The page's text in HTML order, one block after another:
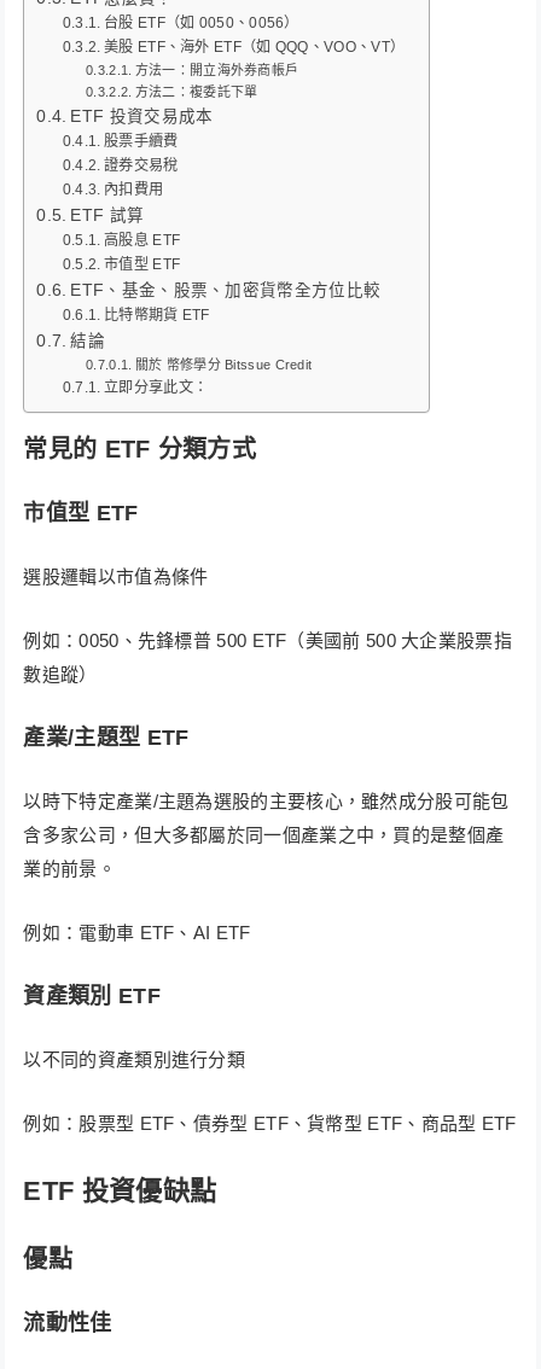
台股 ETF（如 0050、0056）
美股 ETF、海外 ETF（如 QQQ、VOO、VT）
方法一：開立海外券商帳戶
方法二：複委託下單
ETF 投資交易成本
股票手續費
證券交易稅
內扣費用
ETF 試算
高股息 ETF
市值型 ETF
ETF、基金、股票、加密貨幣全方位比較
比特幣期貨 ETF
結論
關於 幣修學分 Bitssue Credit
立即分享此文：
常見的 ETF 分類方式
市值型 ETF
選股邏輯以市值為條件
例如：0050、先鋒標普 500 ETF（美國前 500 大企業股票指
數追蹤）
產業/主題型 ETF
以時下特定產業/主題為選股的主要核心，雖然成分股可能包
含多家公司，但大多都屬於同一個產業之中，買的是整個產
業的前景。
例如：電動車 ETF、AI ETF
資產類別 ETF
以不同的資產類別進行分類
例如：股票型 ETF、債券型 ETF、貨幣型 ETF、商品型 ETF
ETF 投資優缺點
優點
流動性佳